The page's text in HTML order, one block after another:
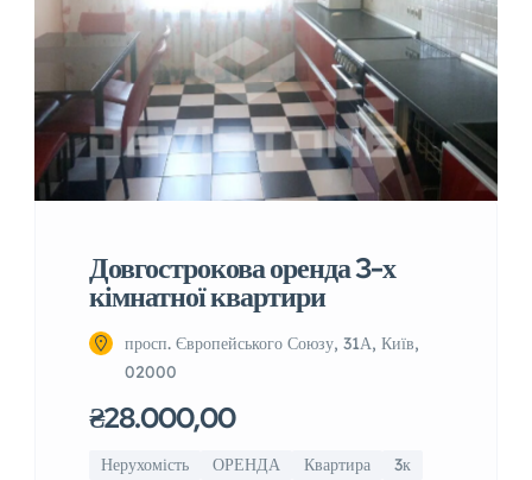
Довгострокова оренда 3-х
кімнатної квартири
просп. Європейського Союзу, 31А, Київ,
02000
₴28.000,00
Нерухомість ОРЕНДА Квартира 3к